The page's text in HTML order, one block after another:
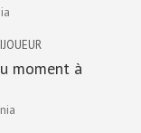
moment à